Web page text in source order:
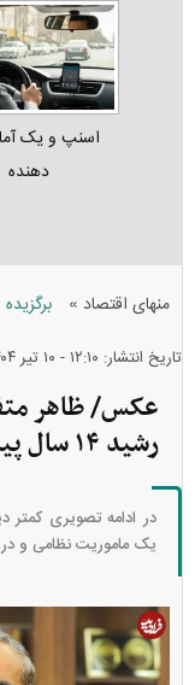
اسنپ و یک
دهنده
منهای اقتصاد »
تاریخ انتشار: ۱۲:۱۰ - ۱۰ تير ۱۴۰۴
عکس/ ظاهر
رشید ۱۴ سال پیش در یک ماموریت خاص
در ادامه تصویری کمتر
یک ماموریت نظامی و در دهه ۹۰ هجری شمسی